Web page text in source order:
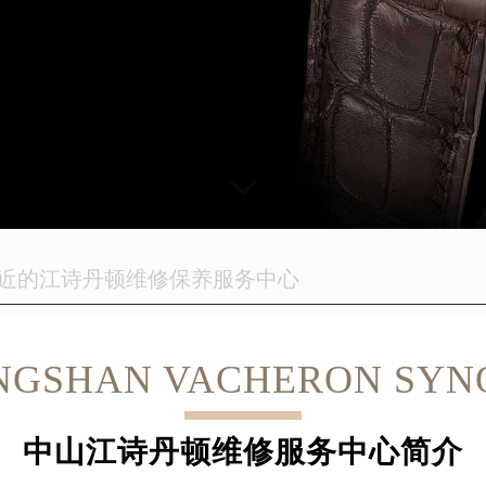
VACHERON
中山江诗丹顿维修服务中心简介